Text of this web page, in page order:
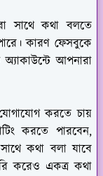
সাথে কথা বলতে
কারণ ফেসবুকে
আপনারা
করতে চায়
করতে পারবেন,
কথা বলা যাবে
করেও একত্র কথা